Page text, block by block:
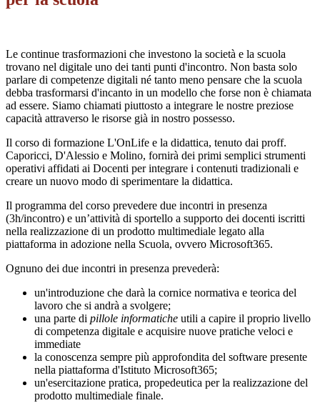
Le continue trasformazioni che investono la società e la scuola
trovano nel digitale uno dei tanti punti d'incontro. Non basta solo
parlare di competenze digitali né tanto meno pensare che la scuola
debba trasformarsi d'incanto in un modello che forse non è chiamata
ad essere. Siamo chiamati piuttosto a integrare le nostre preziose
capacità attraverso le risorse già in nostro possesso.
Il corso di formazione L'OnLife e la didattica, tenuto dai proff.
Caporicci, D'Alessio e Molino, fornirà dei primi semplici strumenti
operativi affidati ai Docenti per integrare i contenuti tradizionali e
creare un nuovo modo di sperimentare la didattica.
Il programma del corso prevedere due incontri in presenza
(3h/incontro) e un’attività di sportello a supporto dei docenti iscritti
nella realizzazione di un prodotto multimediale legato alla
piattaforma in adozione nella Scuola, ovvero Microsoft365.
Ognuno dei due incontri in presenza prevederà:
un'introduzione che darà la cornice normativa e teorica del
lavoro che si andrà a svolgere;
una parte di pillole informatiche utili a capire il proprio livello
di competenza digitale e acquisire nuove pratiche veloci e
immediate
la conoscenza sempre più approfondita del software presente
nella piattaforma d'Istituto Microsoft365;
un'esercitazione pratica, propedeutica per la realizzazione del
prodotto multimediale finale.